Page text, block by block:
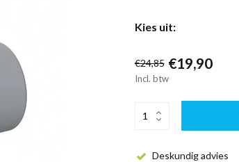
Kies uit:
€24,85 €19,90
Incl. btw
Deskundig advies